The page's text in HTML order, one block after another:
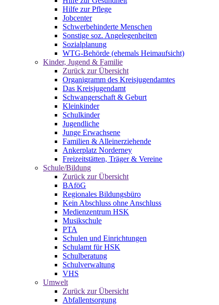
Hilfe zur Pflege
Jobcenter
Schwerbehinderte Menschen
Sonstige soz. Angelegenheiten
Sozialplanung
WTG-Behörde (ehemals Heimaufsicht)
Kinder, Jugend & Familie
Zurück zur Übersicht
Organigramm des Kreisjugendamtes
Das Kreisjugendamt
Schwangerschaft & Geburt
Kleinkinder
Schulkinder
Jugendliche
Junge Erwachsene
Familien & Alleinerziehende
Ankerplatz Norderney
Freizeitstätten, Träger & Vereine
Schule/Bildung
Zurück zur Übersicht
BAföG
Regionales Bildungsbüro
Kein Abschluss ohne Anschluss
Medienzentrum HSK
Musikschule
PTA
Schulen und Einrichtungen
Schulamt für HSK
Schulberatung
Schulverwaltung
VHS
Umwelt
Zurück zur Übersicht
Abfallentsorgung